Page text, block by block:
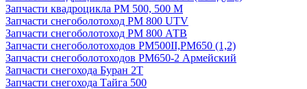
Запчасти квадроцикла РМ 500, 500 М
Запчасти снегоболотоход РМ 800 UTV
Запчасти снегоболотоход РМ 800 АТВ
Запчасти снегоболотоходов РМ500II,РМ650 (1,2)
Запчасти снегоболотоходов РМ650-2 Армейский
Запчасти снегохода Буран 2Т
Запчасти снегохода Тайга 500